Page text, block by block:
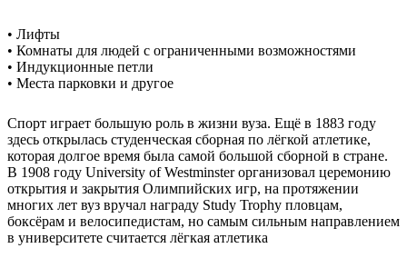
• Лифты
• Комнаты для людей с ограниченными возможностями
• Индукционные петли
• Места парковки и другое
Спорт играет большую роль в жизни вуза. Ещё в 1883 году
здесь открылась студенческая сборная по лёгкой атлетике,
которая долгое время была самой большой сборной в стране.
В 1908 году University of Westminster организовал церемонию
открытия и закрытия Олимпийских игр, на протяжении
многих лет вуз вручал награду Study Trophy пловцам,
боксёрам и велосипедистам, но самым сильным направлением
в университете считается лёгкая атлетика